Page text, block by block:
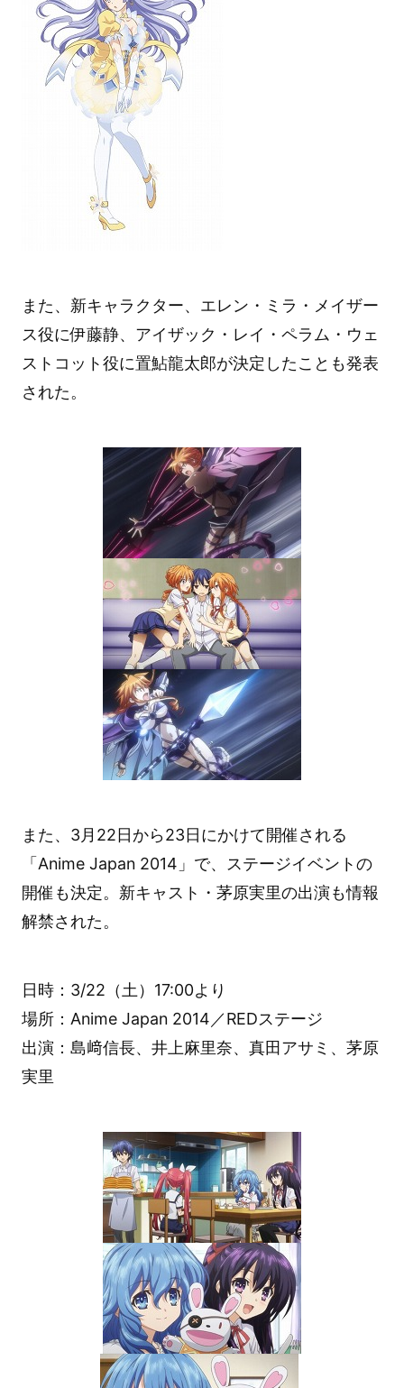
また、新キャラクター、エレン・ミラ・メイザー
ス役に伊藤静、アイザック・レイ・ペラム・ウェ
ストコット役に置鮎龍太郎が決定したことも発表
された。
また、3月22日から23日にかけて開催される
「Anime Japan 2014」で、ステージイベントの
開催も決定。新キャスト・茅原実里の出演も情報
解禁された。
日時：3/22（土）17:00より
場所：Anime Japan 2014／REDステージ
出演：島﨑信長、井上麻里奈、真田アサミ、茅原
実里